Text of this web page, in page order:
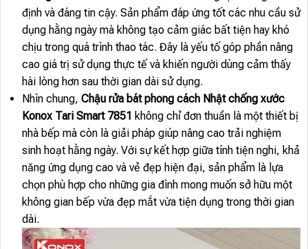
định và đáng tin cậy. Sản phẩm đáp ứng tốt các nhu cầu sử
dụng hằng ngày mà không tạo cảm giác bất tiện hay khó
chịu trong quá trình thao tác. Đây là yếu tố góp phần nâng
cao giá trị sử dụng thực tế và khiến người dùng cảm thấy
hài lòng hơn sau thời gian dài sử dụng.
Nhìn chung, Chậu rửa bát phong cách Nhật chống xước
Konox Tari Smart 7851 không chỉ đơn thuần là một thiết bị
nhà bếp mà còn là giải pháp giúp nâng cao trải nghiệm
sinh hoạt hằng ngày. Với sự kết hợp giữa tính tiện nghi, khả
năng ứng dụng cao và vẻ đẹp hiện đại, sản phẩm là lựa
chọn phù hợp cho những gia đình mong muốn sở hữu một
không gian bếp vừa đẹp mắt vừa tiện dụng trong thời gian
dài.